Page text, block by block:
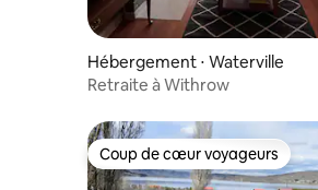
Hébergement ⋅ Waterville
Retraite à Withrow
Coup de cœur voyageurs
Coup de cœur voyageurs